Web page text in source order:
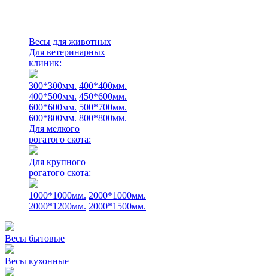
Весы для животных
Для ветеринарных
клиник:
300*300мм. 400*400мм.
400*500мм. 450*600мм.
600*600мм. 500*700мм.
600*800мм. 800*800мм.
Для мелкого
рогатого скота:
Для крупного
рогатого скота:
1000*1000мм. 2000*1000мм.
2000*1200мм. 2000*1500мм.
Весы бытовые
Весы кухонные